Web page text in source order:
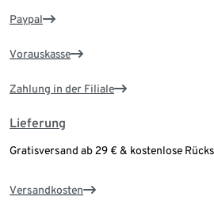
Paypal
Vorauskasse
Zahlung in der Filiale
Lieferung
Gratisversand ab 29 € & kostenlose
Versandkosten